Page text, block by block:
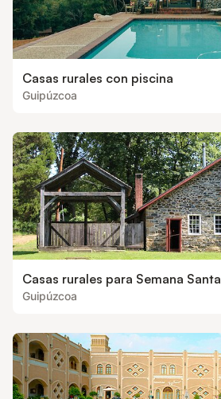
Casas rurales con piscina
Guipúzcoa
Casas rurales para Semana Santa
Guipúzcoa